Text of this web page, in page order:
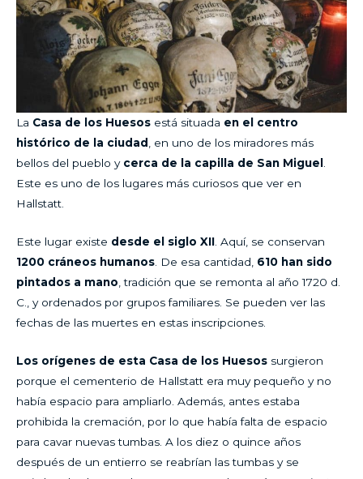
La Casa de los Huesos está situada en el centro
histórico de la ciudad , en uno de los miradores más
bellos del pueblo y cerca de la capilla de San Miguel .
Este es uno de los lugares más curiosos que ver en
Hallstatt.
Este lugar existe desde el siglo XII. Aquí, se conservan
1200 cráneos humanos. De esa cantidad, 610 han sido
pintados a mano, tradición que se remonta al año 1720 d.
C., y ordenados por grupos familiares. Se pueden ver las
fechas de las muertes en estas inscripciones.
Los orígenes de esta Casa de los Huesos surgieron
porque el cementerio de Hallstatt era muy pequeño y no
había espacio para ampliarlo. Además, antes estaba
prohibida la cremación, por lo que había falta de espacio
para cavar nuevas tumbas. A los diez o quince años
después de un entierro se reabrían las tumbas y se